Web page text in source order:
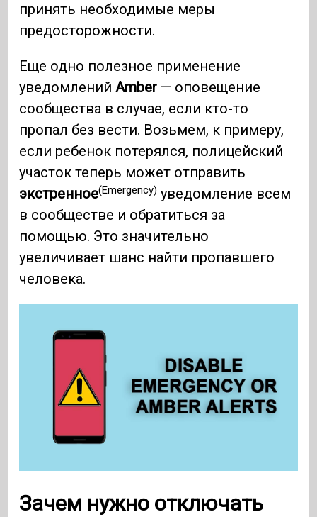
принять необходимые меры
предосторожности.
Еще одно полезное применение
уведомленийAmber — оповещение
сообщества в случае, если кто-то
пропал без вести. Возьмем, к примеру,
если ребенок потерялся, полицейский
участок теперь может отправить
экстренное(Emergency) уведомление всем
в сообществе и обратиться за
помощью. Это значительно
увеличивает шанс найти пропавшего
человека.
Зачем нужно отключать